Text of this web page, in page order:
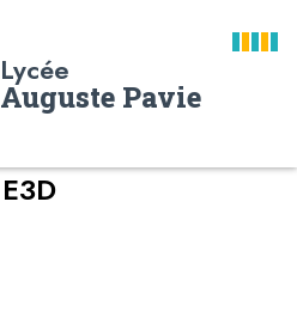
Lycée
Auguste Pavie
E3D